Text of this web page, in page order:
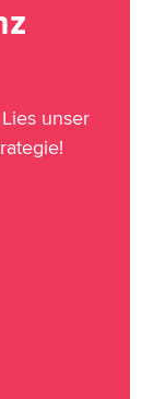
unser